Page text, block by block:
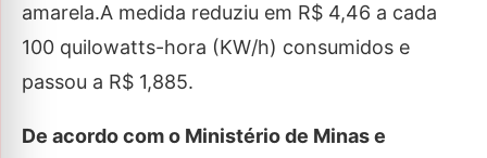
amarela.A medida reduziu em R$ 4,46 a cada
100 quilowatts-hora (KW/h) consumidos e
passou a R$ 1,885.
De acordo com o Ministério de Minas e